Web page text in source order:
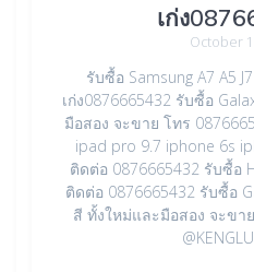
เก่ง
October
รับซื้อ Samsung A7 A5
เก่ง0876665432 รับซื้อ
มือสอง จะขาย โทร
ipad pro 9.7 iphone 6s
ติดต่อ 0876665432 รับซื้อ
ติดต่อ 0876665432 รับซื้อ
สี ทั้งใหม่และมือสอง จะขา